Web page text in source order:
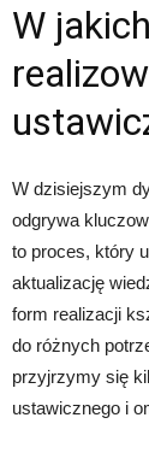
W
W dzisiejszym
odgrywa
to proces, który
aktualizację
form realizacji
do różnych
przyjrzymy się
ustawicznego i